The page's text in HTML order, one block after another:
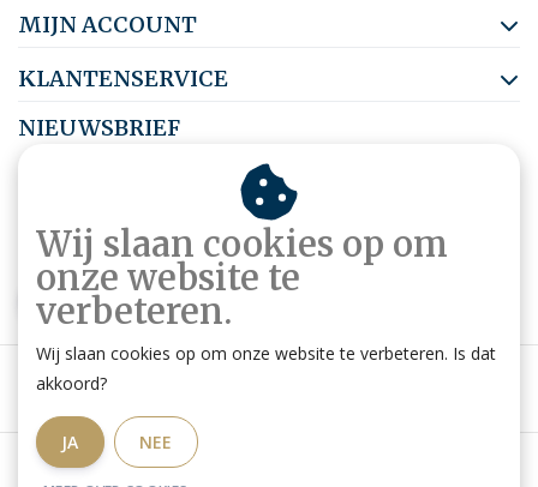
MIJN ACCOUNT
KLANTENSERVICE
NIEUWSBRIEF
Abonneer je op onze nieuwsbrief om op de hoogte te blijven.
ABONNEER
Algemene voorwaarden
Wij slaan cookies op om
onze website te
verbeteren.
Wij slaan cookies op om onze website te verbeteren. Is dat
akkoord?
JA NEE